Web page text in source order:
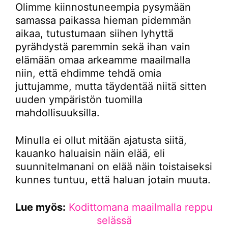
Olimme kiinnostuneempia pysymään
samassa paikassa hieman pidemmän
aikaa, tutustumaan siihen lyhyttä
pyrähdystä paremmin sekä ihan vain
elämään omaa arkeamme maailmalla
niin, että ehdimme tehdä omia
juttujamme, mutta täydentää niitä sitten
uuden ympäristön tuomilla
mahdollisuuksilla.
Minulla ei ollut mitään ajatusta siitä,
kauanko haluaisin näin elää, eli
suunnitelmanani on elää näin toistaiseksi
kunnes tuntuu, että haluan jotain muuta.
Lue myös: Kodittomana maailmalla reppu
selässä